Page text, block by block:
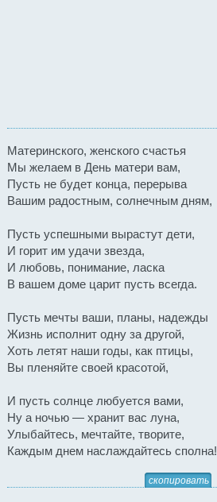
Материнского, женского счастья
Мы желаем в День матери вам,
Пусть не будет конца, перерыва
Вашим радостным, солнечным дням,
Пусть успешными вырастут дети,
И горит им удачи звезда,
И любовь, понимание, ласка
В вашем доме царит пусть всегда.
Пусть мечты ваши, планы, надежды
Жизнь исполнит одну за другой,
Хоть летят наши годы, как птицы,
Вы пленяйте своей красотой,
И пусть солнце любуется вами,
Ну а ночью — хранит вас луна,
Улыбайтесь, мечтайте, творите,
Каждым днем наслаждайтесь сполна!
скопировать